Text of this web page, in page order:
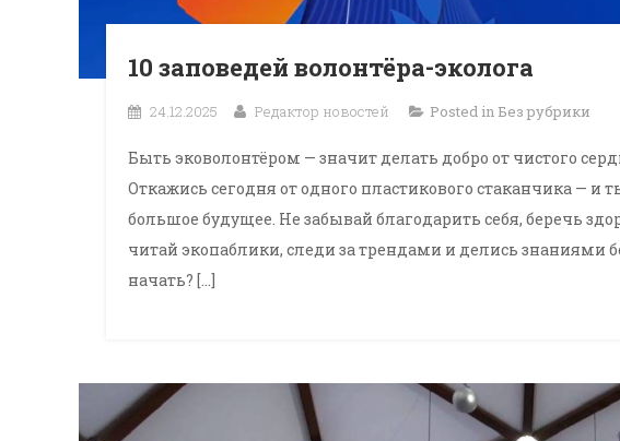
10 заповедей волонтёра-эколога
24.12.2025 Редактор новостей Posted in Без рубрики
Быть эковолонтёром — значит делать добро от чистого
Откажись сегодня от одного пластикового стаканчика —
большое будущее. Не забывай благодарить себя, беречь
читай экопаблики, следи за трендами и делись знаниями
начать? […]